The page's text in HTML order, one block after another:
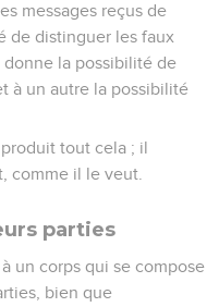
messages reçus de
de distinguer les faux
donne la possibilité de
à un autre la possibilité
tout cela ; il
comme il le veut.
parties
un corps qui se compose
bien que